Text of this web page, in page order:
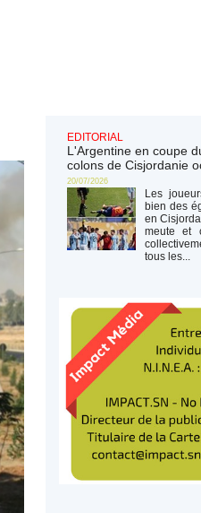
EDITORIAL
L'Argentine en coupe
colons de Cisjordanie
20/07/2026
Les
bien des
en
meute et
tous les...